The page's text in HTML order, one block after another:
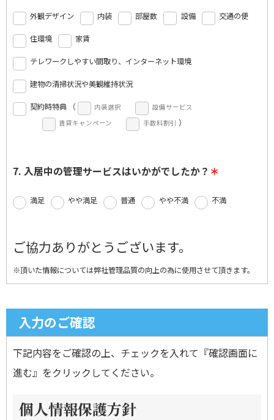
外観デザイン 内装 部屋数 設備 交通の便
住環境 家賃
テレワークしやすい間取り、インターネット環境
建物の清掃状況や美観維持状況
契約時特典 （ 内装選択
設備サービス
賃貸キャンペーン
手数料割引 ）
7. 入居中の管理サービスはいかがでしたか？
満足 やや満足 普通 やや不満 不満
ご協力ありがとうございます。
※頂いた情報については弊社管理品質の向上の為に使用させて頂きます。
入力のご確認
下記内容をご確認の上、チェックを入れて『確認画面に
進む』をクリックしてください。
個人情報保護方針